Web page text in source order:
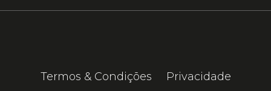
Termos & Condições
Privacidade